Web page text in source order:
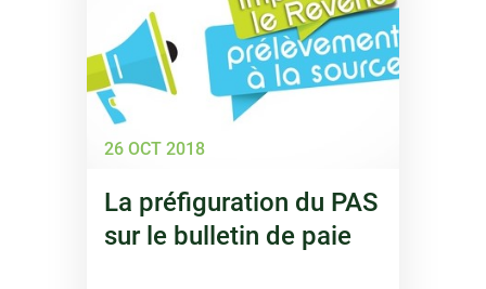
26 OCT 2018
La préfiguration du PAS
sur le bulletin de paie